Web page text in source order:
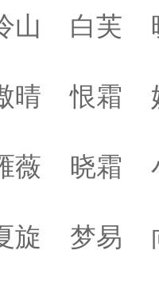
山 白芙
晴 恨霜
薇 晓霜
旋 梦易